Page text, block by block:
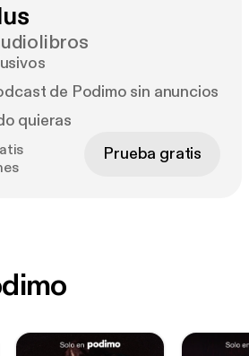
de Podimo sin anuncios
quieras
Prueba gratis